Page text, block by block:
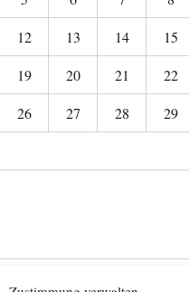
12 13 14 15
19 20 21 22
26 27 28 29